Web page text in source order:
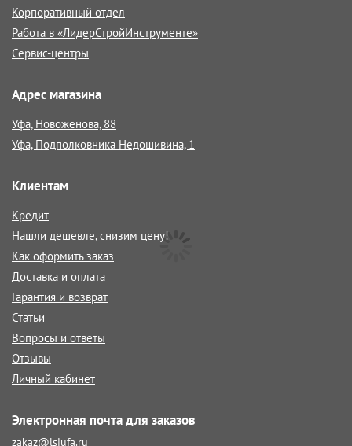
Корпоративный отдел
Работа в «ЛидерСтройИнструменте»
Сервис-центры
Адрес магазина
Уфа, Новоженова, 88
Уфа, Подполковника Недошивина, 1
Клиентам
Кредит
Нашли дешевле, снизим цену!
Как оформить заказ
Доставка и оплата
Гарантия и возврат
Статьи
Вопросы и ответы
Отзывы
Личный кабинет
Электронная почта для заказов
zakaz@lsiufa.ru